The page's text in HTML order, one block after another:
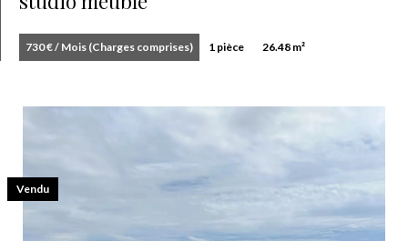
730 € / Mois (Charges comprises) 1 pièce 26.48 m²
Vendu